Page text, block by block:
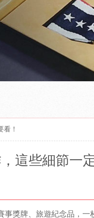
！
這些細節一
獎牌、旅遊紀念品，一